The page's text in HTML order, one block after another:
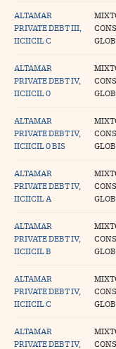
ALTAMAR
PRIVATE DEBT III,
IICIICIL C
ALTAMAR
PRIVATE DEBT IV,
IICIICIL 0
ALTAMAR
PRIVATE DEBT IV,
IICIICIL 0 BIS
ALTAMAR
PRIVATE DEBT IV,
IICIICIL A
ALTAMAR
PRIVATE DEBT IV,
IICIICIL B
ALTAMAR
PRIVATE DEBT IV,
IICIICIL C
ALTAMAR
PRIVATE DEBT IV,